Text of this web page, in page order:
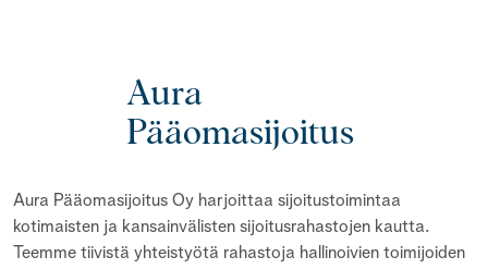
Aura
Pääomasijoitus
Aura Pääomasijoitus Oy harjoittaa sijoitustoimintaa
kotimaisten ja kansainvälisten sijoitusrahastojen kautta.
Teemme tiivistä yhteistyötä rahastoja hallinoivien toimijoiden